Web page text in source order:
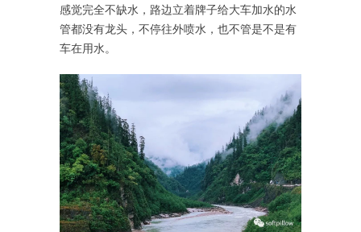
感觉完全不缺水，路边立着牌子给大车加水的水
管都没有龙头，不停往外喷水，也不管是不是有
车在用水。